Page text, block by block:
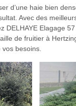
d’une haie bien
Avec des
DELHAYE Elagage
de fruitier à
vos besoins.